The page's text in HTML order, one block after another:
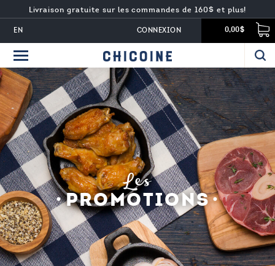
EN
Livraison gratuite sur les commandes de 160$ et plus!
0,00$
CONNEXION
Les
PROMOTIONS